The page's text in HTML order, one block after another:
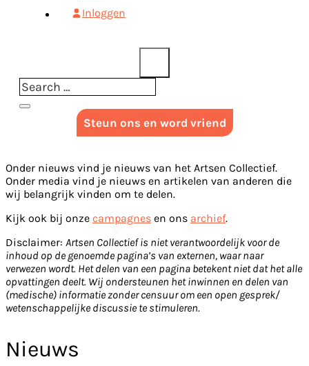
Inloggen
Steun ons en word vriend
Onder nieuws vind je nieuws van het Artsen Collectief.
Onder media vind je nieuws en artikelen van anderen die
wij belangrijk vinden om te delen.
Kijk ook bij onze campagnes en ons archief.
Disclaimer: Artsen Collectief is niet verantwoordelijk voor de
inhoud op de genoemde pagina’s van externen, waar naar
verwezen wordt. Het delen van een pagina betekent niet dat het alle
opvattingen deelt. Wij ondersteunen het inwinnen en delen van
(medische) informatie zonder censuur om een open gesprek/
wetenschappelijke discussie te stimuleren.
Nieuws